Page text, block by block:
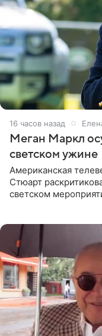
16 часов назад
Меган Маркл
светском ужине
Американская
Стюарт
светском